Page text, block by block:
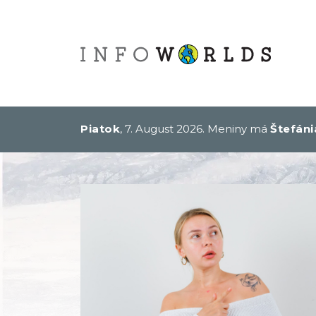
Piatok, 7. August 2026. Meniny má